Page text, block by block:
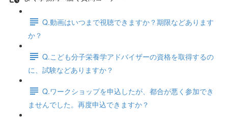
Q.動画はいつまで視聴できますか？期限などあります
か？
Q.こども分子栄養学アドバイザーの資格を取得するの
に、試験などありますか？
Q.ワークショップを申込したが、都合が悪く参加でき
ませんでした。再度申込できますか？